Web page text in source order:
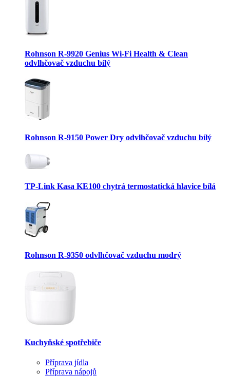
Rohnson R-9920 Genius Wi-Fi Health & Clean
odvlhčovač vzduchu bílý
Rohnson R-9150 Power Dry odvlhčovač vzduchu bílý
TP-Link Kasa KE100 chytrá termostatická hlavice bílá
Rohnson R-9350 odvlhčovač vzduchu modrý
Kuchyňské spotřebiče
Příprava jídla
Příprava nápojů